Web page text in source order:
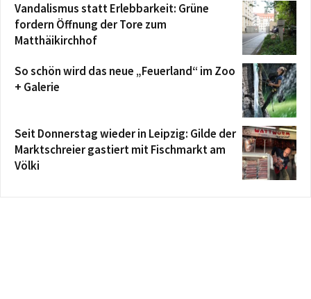
Vandalismus statt Erlebbarkeit: Grüne
fordern Öffnung der Tore zum
Matthäikirchhof
So schön wird das neue „Feuerland“ im Zoo
+ Galerie
Seit Donnerstag wieder in Leipzig: Gilde der
Marktschreier gastiert mit Fischmarkt am
Völki